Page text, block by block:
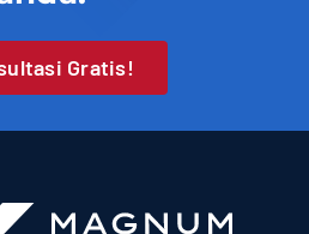
Gratis!